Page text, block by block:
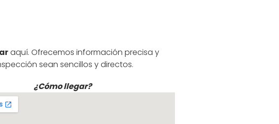
aquí. Ofrecemos información precisa y
sean sencillos y directos.
¿Cómo llegar?